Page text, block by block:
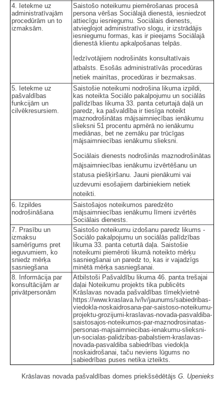
4. Ietekme uz
administratīvajām
procedūrām un to
izmaksām.
Saistošo noteikumu piemērošanas procesā
persona vēršas Sociālajā dienestā, iesniedzot
attiecīgu iesniegumu. Sociālais dienests,
atvieglojot administratīvo slogu, ir izstrādājis
iesniegumu formas, kas ir pieejams Sociālajā
dienestā klientu apkalpošanas telpās.
Iedzīvotājiem nodrošināts konsultatīvais
atbalsts. Esošās administratīvās procedūras
netiek mainītas, procedūras ir bezmaksas.
5. Ietekme uz
pašvaldības
funkcijām un
cilvēkresursiem.
Saistošie noteikumi nodrošina likuma izpildi,
kas noteikta Sociālo pakalpojumu un sociālās
palīdzības likuma 33. panta ceturtajā daļā un
paredz, ka pašvaldība ir tiesīga noteikt
maznodrošinātas mājsaimniecības ienākumu
slieksni 51 procentu apmērā no ienākumu
mediānas, bet ne zemāku par trūcīgas
mājsaimniecības ienākumu slieksni.
Sociālais dienests nodrošinās maznodrošinātas
mājsaimniecības ienākumu izvērtēšanu un
statusa piešķiršanu. Jauni pienākumi vai
uzdevumi esošajiem darbiniekiem netiek
noteikti.
6. Izpildes
nodrošināšana
Saistošajos noteikumos paredzēto
mājsaimniecības ienākumu līmeni izvērtēs
Sociālais dienests.
7. Prasību un
izmaksu
samērīgums pret
ieguvumiem, ko
sniedz mērķa
sasniegšana
Saistošo noteikumu izdošanu paredz likums -
Sociālo pakalpojumu un sociālās palīdzības
likuma 33. panta ceturtā daļa. Saistošie
noteikumi piemēroti likumā noteikto mērķu
sasniegšanai un paredz to, kas ir vajadzīgs
minētā mērķa sasniegšanai.
8. Informācija par
konsultācijām ar
privātpersonām
Atbilstoši Pašvaldību likuma 46. panta trešajai
daļai Noteikumu projekts tika publicēts
Krāslavas novada pašvaldības tīmekļvietnē
https://www.kraslava.lv/lv/jaunums/sabiedribas-
viedokla-noskaidrosana-par-saistoso-noteikumu-
projektu-grozijumi-kraslavas-novada-pasvaldiba-
saistosajos-noteikumos-par-maznodrosinatas-
personas-majsaimniecibas-ienakumu-slieksni-
un-socialas-palidzibas-pabalstiem-kraslavas-
novada-pasvaldiba sabiedrības viedokļa
noskaidrošanai, taču neviens lūgums no
sabiedrības puses netika izteikts.
Krāslavas novada pašvaldības domes priekšsēdētājs G. Upenieks